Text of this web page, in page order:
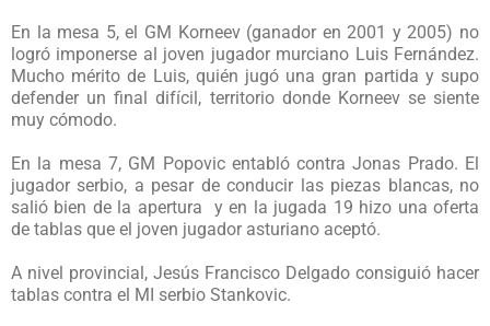
En la mesa 5, el GM Korneev (ganador en 2001 y 2005) no
logró imponerse al joven jugador murciano Luis Fernández.
Mucho mérito de Luis, quién jugó una gran partida y supo
defender un final difícil, territorio donde Korneev se siente
muy cómodo.
En la mesa 7, GM Popovic entabló contra Jonas Prado. El
jugador serbio, a pesar de conducir las piezas blancas, no
salió bien de la apertura y en la jugada 19 hizo una oferta
de tablas que el joven jugador asturiano aceptó.
A nivel provincial, Jesús Francisco Delgado consiguió hacer
tablas contra el MI serbio Stankovic.